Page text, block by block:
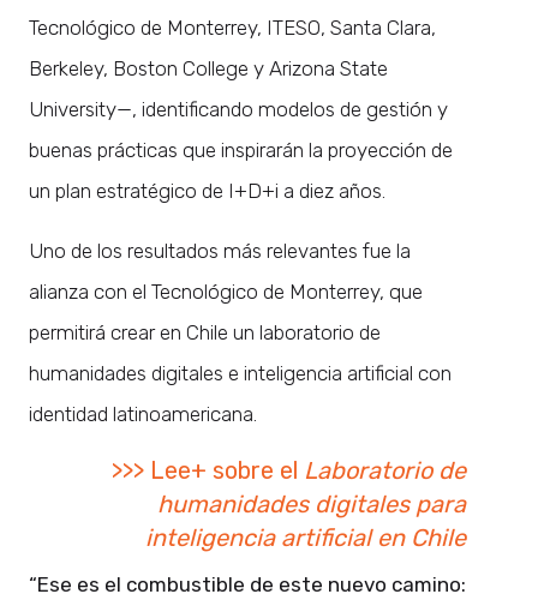
Tecnológico de Monterrey, ITESO, Santa Clara,
Berkeley, Boston College y Arizona State
University—, identificando modelos de gestión y
buenas prácticas que inspirarán la proyección de
un plan estratégico de I+D+i a diez años.
Uno de los resultados más relevantes fue la
alianza con el Tecnológico de Monterrey, que
permitirá crear en Chile un laboratorio de
humanidades digitales e inteligencia artificial con
identidad latinoamericana.
>>> Lee+ sobre el Laboratorio de
humanidades digitales para
inteligencia artificial en Chile
“Ese es el combustible de este nuevo camino: